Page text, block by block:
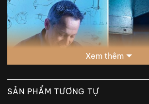
Xem thêm
SẢN PHẨM TƯƠNG TỰ